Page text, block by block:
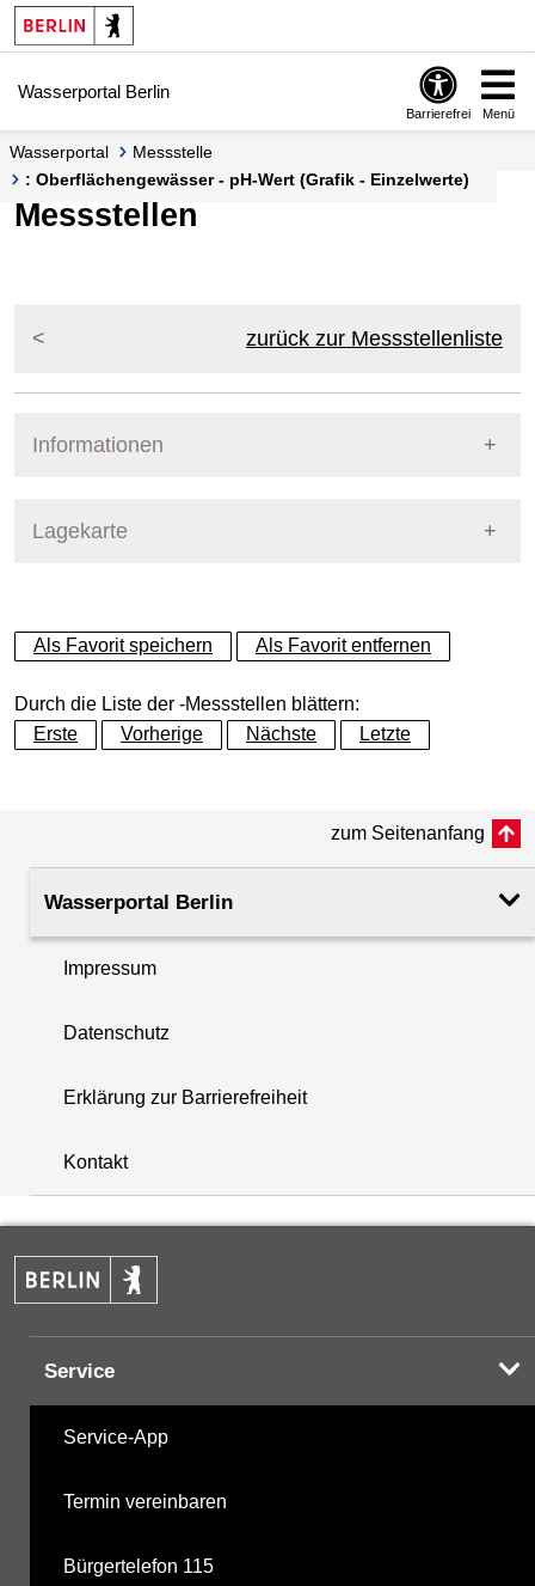
Springe zur Navigation
Springe zum Inhalt
Wasserportal Berlin
Barrierefrei Menü
Wasserportal
Messstelle
: Oberflächengewässer - pH-Wert (Grafik - Einzelwerte)
Messstellen
zurück zur Messstellenliste
Informationen
Lagekarte
+
−
+
−
Als Favorit speichern Als Favorit entfernen
Durch die Liste der -Messstellen blättern:
Erste
Vorherige Nächste Letzte
zum Seitenanfang
Wasserportal Berlin
Impressum
Datenschutz
Erklärung zur Barrierefreiheit
Kontakt
Service
Service-App
Termin vereinbaren
Bürgertelefon 115